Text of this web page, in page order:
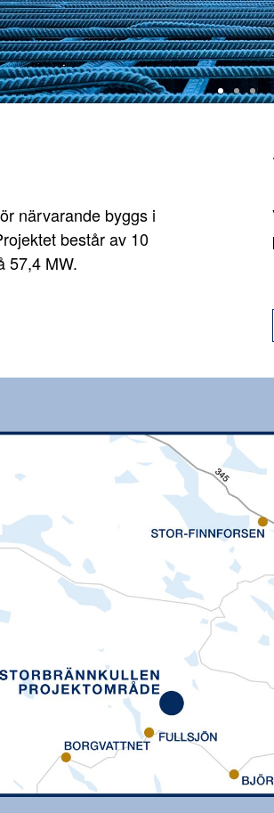
närvarande byggs i
består av 10
57,4 MW.